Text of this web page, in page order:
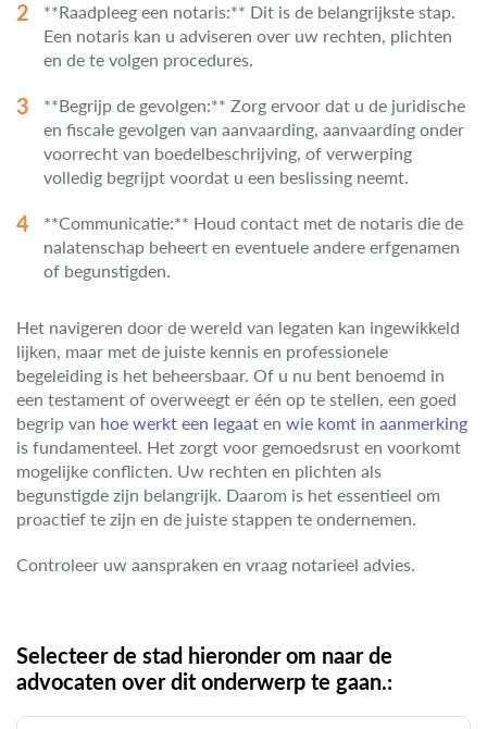
**Raadpleeg een notaris:** Dit is de belangrijkste stap.
Een notaris kan u adviseren over uw rechten, plichten
en de te volgen procedures.
**Begrijp de gevolgen:** Zorg ervoor dat u de juridische
en fiscale gevolgen van aanvaarding, aanvaarding onder
voorrecht van boedelbeschrijving, of verwerping
volledig begrijpt voordat u een beslissing neemt.
**Communicatie:** Houd contact met de notaris die de
nalatenschap beheert en eventuele andere erfgenamen
of begunstigden.
Het navigeren door de wereld van legaten kan ingewikkeld
lijken, maar met de juiste kennis en professionele
begeleiding is het beheersbaar. Of u nu bent benoemd in
een testament of overweegt er één op te stellen, een goed
begrip van hoe werkt een legaat en wie komt in aanmerking
is fundamenteel. Het zorgt voor gemoedsrust en voorkomt
mogelijke conflicten. Uw rechten en plichten als
begunstigde zijn belangrijk. Daarom is het essentieel om
proactief te zijn en de juiste stappen te ondernemen.
Controleer uw aanspraken en vraag notarieel advies.
Selecteer de stad hieronder om naar de
advocaten over dit onderwerp te gaan.: